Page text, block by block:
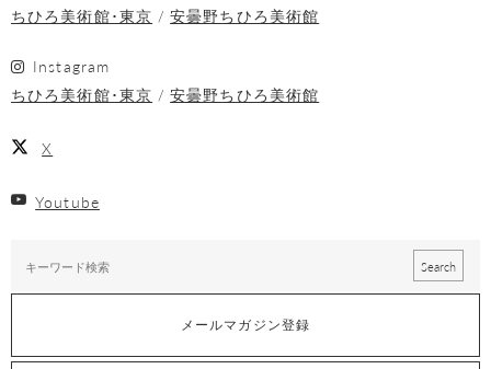
ちひろ美術館･東京
安曇野ちひろ美術館
Instagram
ちひろ美術館･東京
安曇野ちひろ美術館
X
Youtube
メールマガジン登録